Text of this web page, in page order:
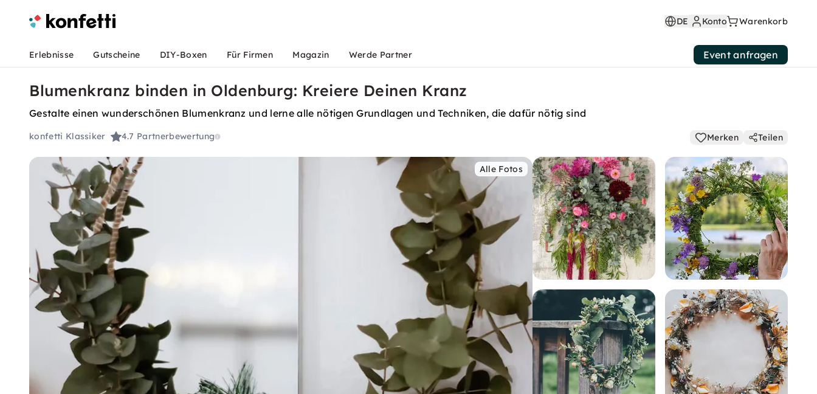
DE Konto Warenkorb
Erlebnisse Gutscheine DIY-Boxen Für Firmen Magazin Werde Partner Event anfragen
Blumenkranz binden in Oldenburg: Kreiere Deinen Kranz
Gestalte einen wunderschönen Blumenkranz und lerne alle nötigen Grundlagen und Techniken, die dafür nötig sind
konfetti Klassiker 4.7 Partnerbewertung Merken Teilen
Alle Fotos